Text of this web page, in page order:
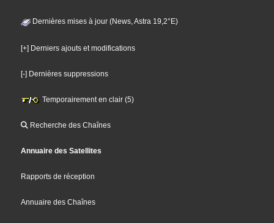
Dernières mises à jour (News, Astra 19,2°E)
[+] Derniers ajouts et modifications
[-] Dernières suppressions
Temporairement en clair (5)
Recherche des Chaînes
Annuaire des Satellites
Rapports de réception
Annuaire des Chaînes